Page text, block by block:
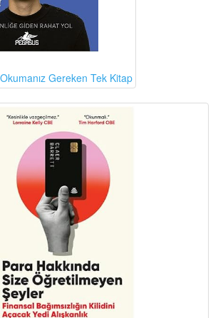
Gereken Tek Kitap